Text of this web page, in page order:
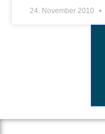
24. November 2010